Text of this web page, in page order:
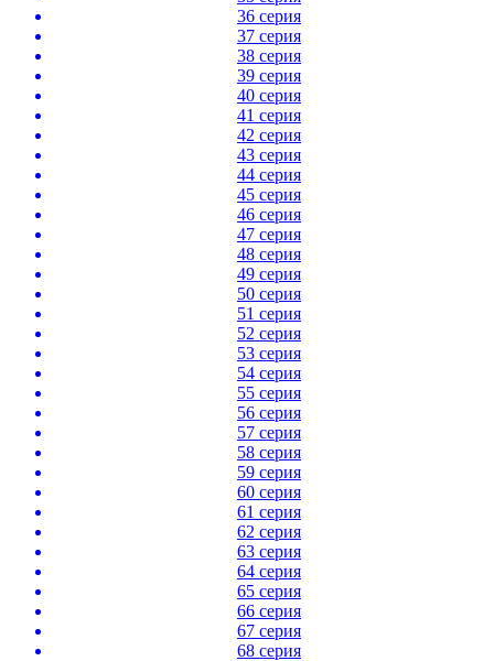
36 серия
37 серия
38 серия
39 серия
40 серия
41 серия
42 серия
43 серия
44 серия
45 серия
46 серия
47 серия
48 серия
49 серия
50 серия
51 серия
52 серия
53 серия
54 серия
55 серия
56 серия
57 серия
58 серия
59 серия
60 серия
61 серия
62 серия
63 серия
64 серия
65 серия
66 серия
67 серия
68 серия